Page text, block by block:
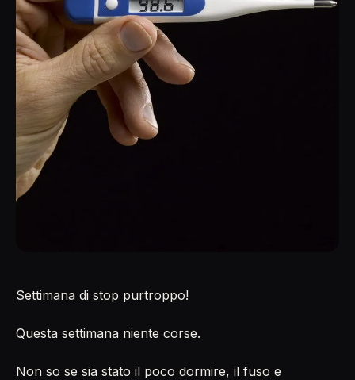
Settimana di stop purtroppo!
Questa settimana niente corse.
Non so se sia stato il poco dormire, il fuso e